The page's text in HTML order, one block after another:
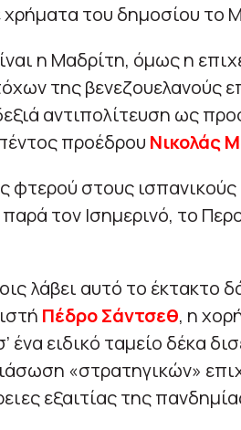
του δημοσίου το
η Μαδρίτη, όμως η
της βενεζουελανούς
αντιπολίτευση ως
προέδρου Νικολάς
φτερού στους ισπανικούς
τον Ισημερινό, το
λάβει αυτό το έκτακτο
Πέδρο Σάντσεθ, η
ένα ειδικό ταμείο δέκα
«στρατηγικών»
εξαιτίας της